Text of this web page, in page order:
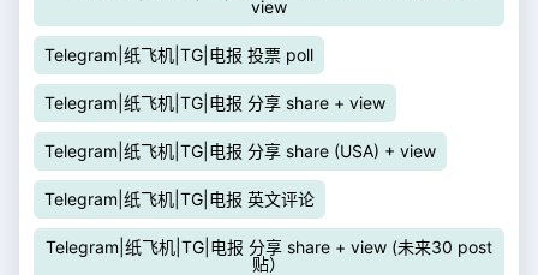
view
Telegram|纸飞机|TG|电报 投票 poll
Telegram|纸飞机|TG|电报 分享 share + view
Telegram|纸飞机|TG|电报 分享 share (USA) + view
Telegram|纸飞机|TG|电报 英文评论
Telegram|纸飞机|TG|电报 分享 share + view (未来30 post
贴）